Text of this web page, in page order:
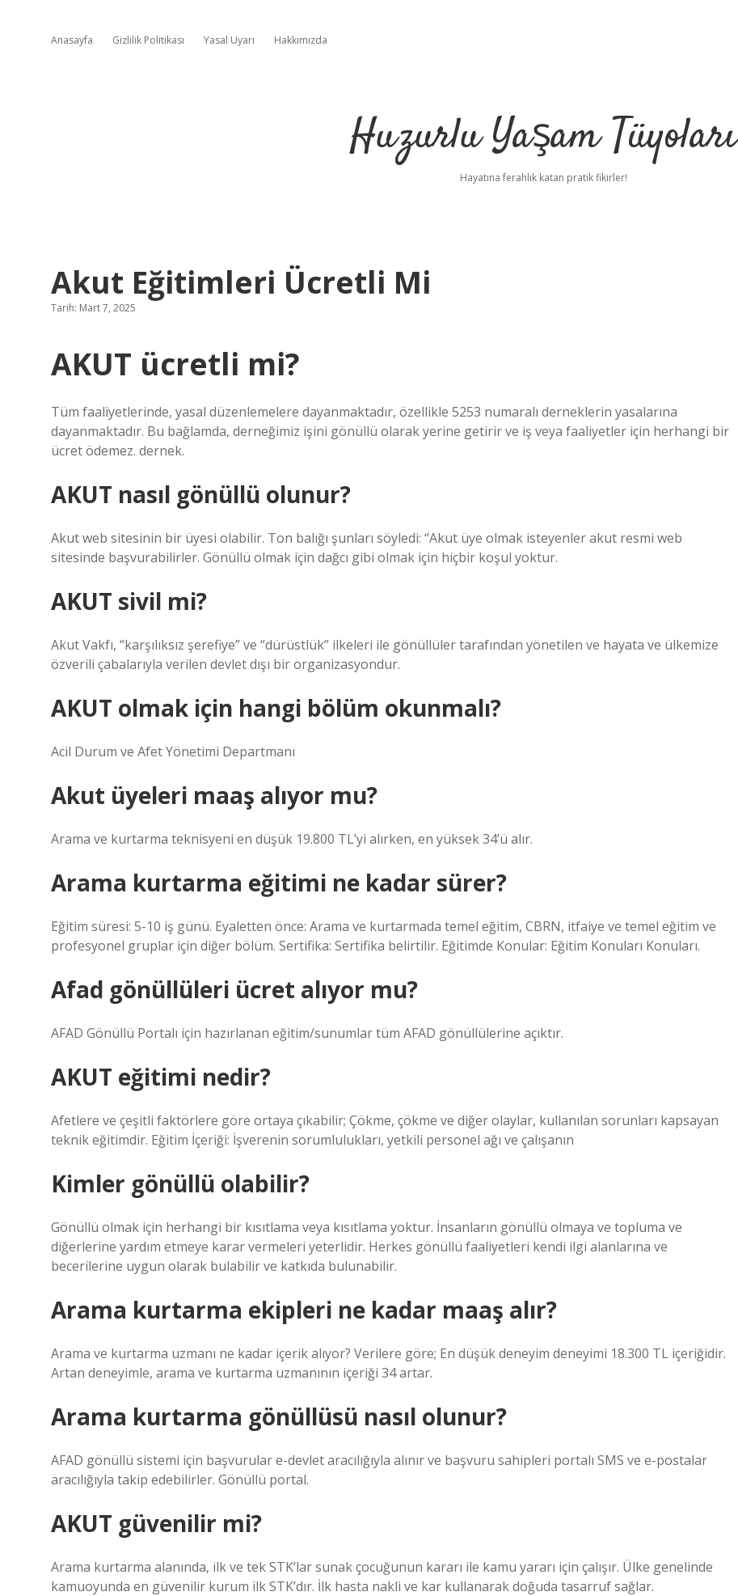
Anasayfa Gizlilik Politikası Yasal Uyarı Hakkımızda
Huzurlu Yaşam Tüyoları
Hayatına ferahlık katan pratik fikirler!
Akut Eğitimleri Ücretli Mi
Tarih: Mart 7, 2025
AKUT ücretli mi?
Tüm faaliyetlerinde, yasal düzenlemelere dayanmaktadır, özellikle 5253 numaralı derneklerin yasalarına
dayanmaktadır. Bu bağlamda, derneğimiz işini gönüllü olarak yerine getirir ve iş veya faaliyetler için herhangi bir
ücret ödemez. dernek.
AKUT nasıl gönüllü olunur?
Akut web sitesinin bir üyesi olabilir. Ton balığı şunları söyledi: “Akut üye olmak isteyenler akut resmi web
sitesinde başvurabilirler. Gönüllü olmak için dağcı gibi olmak için hiçbir koşul yoktur.
AKUT sivil mi?
Akut Vakfı, “karşılıksız şerefiye” ve “dürüstlük” ilkeleri ile gönüllüler tarafından yönetilen ve hayata ve ülkemize
özverili çabalarıyla verilen devlet dışı bir organizasyondur.
AKUT olmak için hangi bölüm okunmalı?
Acil Durum ve Afet Yönetimi Departmanı
Akut üyeleri maaş alıyor mu?
Arama ve kurtarma teknisyeni en düşük 19.800 TL’yi alırken, en yüksek 34’ü alır.
Arama kurtarma eğitimi ne kadar sürer?
Eğitim süresi: 5-10 iş günü. Eyaletten önce: Arama ve kurtarmada temel eğitim, CBRN, itfaiye ve temel eğitim ve
profesyonel gruplar için diğer bölüm. Sertifika: Sertifika belirtilir. Eğitimde Konular: Eğitim Konuları Konuları.
Afad gönüllüleri ücret alıyor mu?
AFAD Gönüllü Portalı için hazırlanan eğitim/sunumlar tüm AFAD gönüllülerine açıktır.
AKUT eğitimi nedir?
Afetlere ve çeşitli faktörlere göre ortaya çıkabilir; Çökme, çökme ve diğer olaylar, kullanılan sorunları kapsayan
teknik eğitimdir. Eğitim İçeriği: İşverenin sorumlulukları, yetkili personel ağı ve çalışanın
Kimler gönüllü olabilir?
Gönüllü olmak için herhangi bir kısıtlama veya kısıtlama yoktur. İnsanların gönüllü olmaya ve topluma ve
diğerlerine yardım etmeye karar vermeleri yeterlidir. Herkes gönüllü faaliyetleri kendi ilgi alanlarına ve
becerilerine uygun olarak bulabilir ve katkıda bulunabilir.
Arama kurtarma ekipleri ne kadar maaş alır?
Arama ve kurtarma uzmanı ne kadar içerik alıyor? Verilere göre; En düşük deneyim deneyimi 18.300 TL içeriğidir.
Artan deneyimle, arama ve kurtarma uzmanının içeriği 34 artar.
Arama kurtarma gönüllüsü nasıl olunur?
AFAD gönüllü sistemi için başvurular e-devlet aracılığıyla alınır ve başvuru sahipleri portalı SMS ve e-postalar
aracılığıyla takip edebilirler. Gönüllü portal.
AKUT güvenilir mi?
Arama kurtarma alanında, ilk ve tek STK’lar sunak çocuğunun kararı ile kamu yararı için çalışır. Ülke genelinde
kamuoyunda en güvenilir kurum ilk STK’dır. İlk hasta nakli ve kar kullanarak doğuda tasarruf sağlar.